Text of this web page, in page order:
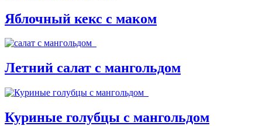
Яблочный кекс с маком
Летний салат с мангольдом
Куриные голубцы с мангольдом